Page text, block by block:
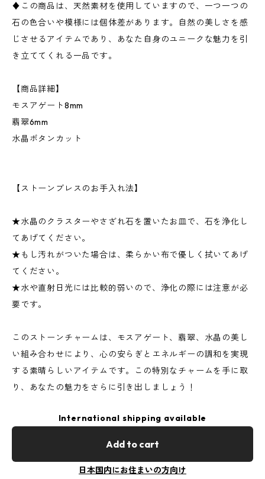
♦この商品は、天然素材を使用していますので、一つ一つの
石の色合いや模様には個体差があります。自然の美しさを感
じさせるアイテムであり、あなた自身のユニークな魅力を引
き立ててくれる一品です。
【商品詳細】
モスアゲート8mm
翡翠6mm
水晶ボタンカット
【ストーンブレスのお手入れ法】
★水晶のクラスターやさざれ石を置いたお皿で、石を浄化し
てあげてください。
★もし汚れがついた場合は、柔らかい布で優しく拭いてあげ
てください。
★水や直射日光には比較的弱いので、浄化の際には注意が必
要です。
このストーンチャームは、モスアゲート、翡翠、水晶の美し
い組み合わせにより、心の安らぎとエネルギーの調和を実現
する素晴らしいアイテムです。この特別なチャームを手に取
り、あなたの魅力をさらに引き出しましょう！
International shipping available
Add to cart
日本国内にお住まいの方向け